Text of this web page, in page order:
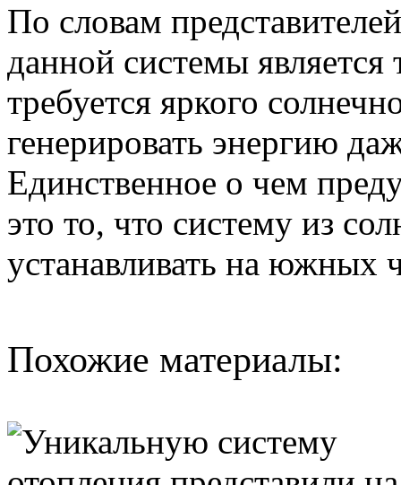
По словам
данной системы является
требуется яркого
генерировать энергию
Единственное о чем
это то, что систему из
устанавливать на южных
Похожие материалы: